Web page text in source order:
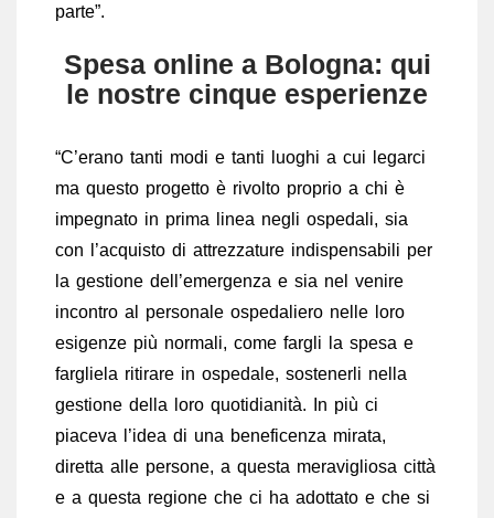
parte”.
Spesa online a Bologna: qui
le nostre cinque esperienze
“C’erano tanti modi e tanti luoghi a cui legarci
ma questo progetto è rivolto proprio a chi è
impegnato in prima linea negli ospedali, sia
con l’acquisto di attrezzature indispensabili per
la gestione dell’emergenza e sia nel venire
incontro al personale ospedaliero nelle loro
esigenze più normali, come fargli la spesa e
fargliela ritirare in ospedale, sostenerli nella
gestione della loro quotidianità. In più ci
piaceva l’idea di una beneficenza mirata,
diretta alle persone, a questa meravigliosa città
e a questa regione che ci ha adottato e che si